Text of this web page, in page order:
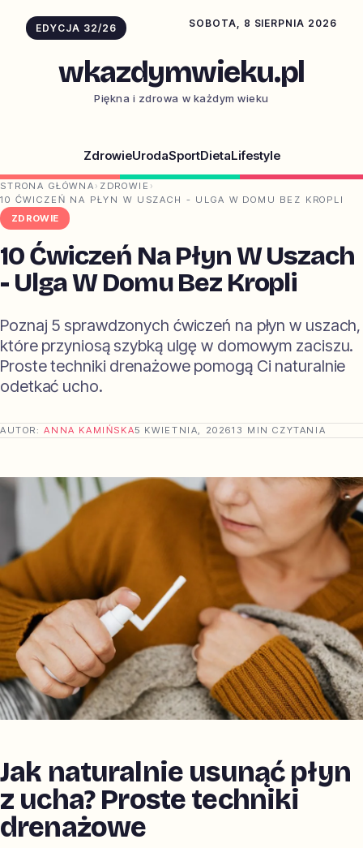
EDYCJA 32/26 SOBOTA, 8 SIERPNIA 2026
wkazdymwieku.pl
Piękna i zdrowa w każdym wieku
ZdrowieUrodaSportDietaLifestyle
STRONA GŁÓWNA › ZDROWIE ›
10 ĆWICZEŃ NA PŁYN W USZACH - ULGA W DOMU BEZ KROPLI
ZDROWIE
10 Ćwiczeń Na Płyn W Uszach
- Ulga W Domu Bez Kropli
Poznaj 5 sprawdzonych ćwiczeń na płyn w uszach,
które przyniosą szybką ulgę w domowym zaciszu.
Proste techniki drenażowe pomogą Ci naturalnie
odetkać ucho.
AUTOR:ANNA KAMIŃSKA5 KWIETNIA, 202613 MIN CZYTANIA
Jak naturalnie usunąć płyn
z ucha? Proste techniki
drenażowe